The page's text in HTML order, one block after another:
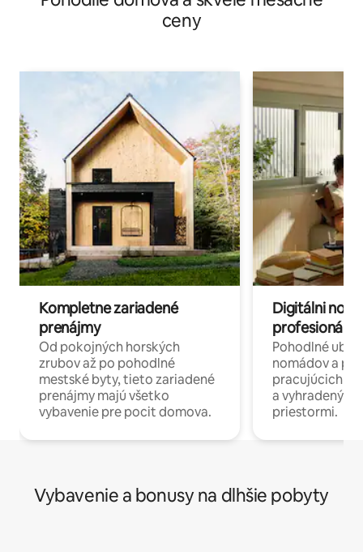
ceny
Kompletne zariadené
prenájmy
Od pokojných horských
zrubov až po pohodlné
mestské byty, tieto zariadené
prenájmy majú všetko
vybavenie pre pocit domova.
Digitálni
profesionáli
Pohodlné
nomádov a
pracujúcich
a
priestormi.
Vybavenie a bonusy na dlhšie pobyty